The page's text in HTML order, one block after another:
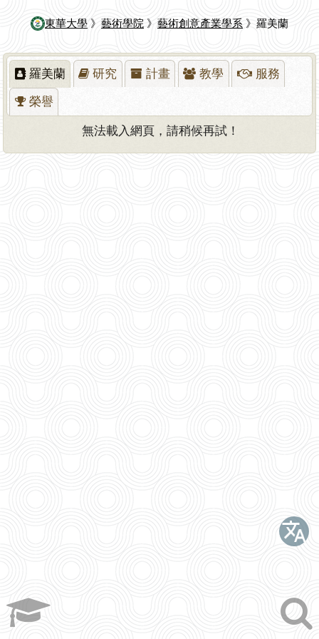
東華大學 》 藝術學院 》 藝術創意產業學系 》羅美蘭
羅美蘭 研究 計畫 教學 服務
榮譽
無法載入網頁，請稍候再試！